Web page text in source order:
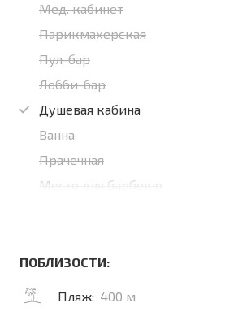
Мед. кабинет
Парикмахерская
Пул-бар
Лобби-бар
Душевая кабина
Ванна
Прачечная
Место для барбекю
ПОБЛИЗОСТИ:
Пляж: 400 м